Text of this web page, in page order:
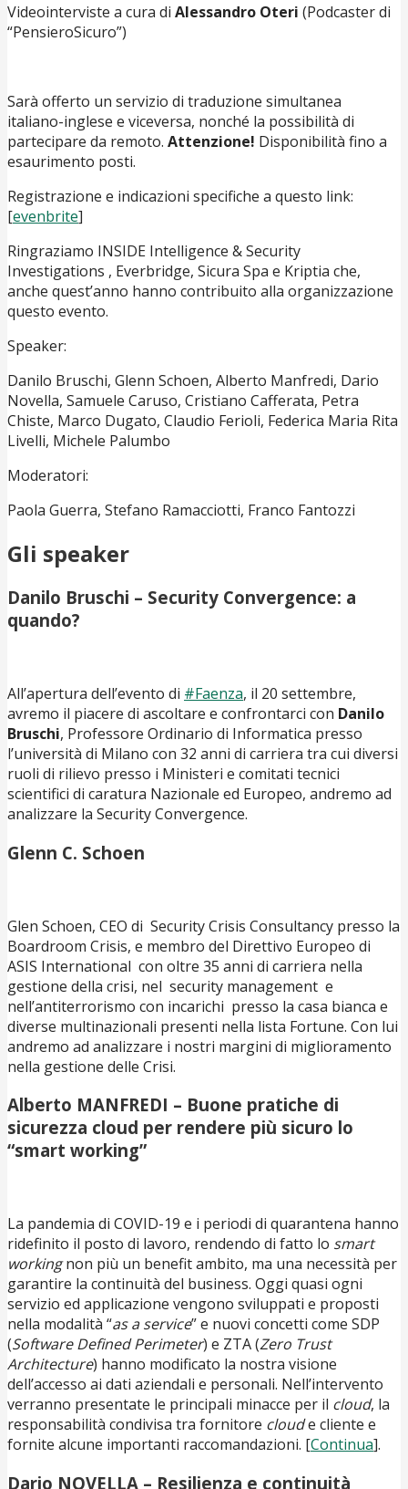
Videointerviste a cura di Alessandro Oteri (Podcaster di
“PensieroSicuro”)
Sarà offerto un servizio di traduzione simultanea
italiano-inglese e viceversa, nonché la possibilità di
partecipare da remoto. Attenzione! Disponibilità fino a
esaurimento posti.
Registrazione e indicazioni specifiche a questo link:
[evenbrite]
Ringraziamo INSIDE Intelligence & Security
Investigations , Everbridge, Sicura Spa e Kriptia che,
anche quest’anno hanno contribuito alla organizzazione
questo evento.
Speaker:
Danilo Bruschi, Glenn Schoen, Alberto Manfredi, Dario
Novella, Samuele Caruso, Cristiano Cafferata, Petra
Chiste, Marco Dugato, Claudio Ferioli, Federica Maria Rita
Livelli, Michele Palumbo
Moderatori:
Paola Guerra, Stefano Ramacciotti, Franco Fantozzi
Gli speaker
Danilo Bruschi – Security Convergence: a
quando?
All’apertura dell’evento di #Faenza, il 20 settembre,
avremo il piacere di ascoltare e confrontarci con Danilo
Bruschi, Professore Ordinario di Informatica presso
l’università di Milano con 32 anni di carriera tra cui diversi
ruoli di rilievo presso i Ministeri e comitati tecnici
scientifici di caratura Nazionale ed Europeo, andremo ad
analizzare la Security Convergence.
Glenn C. Schoen
Glen Schoen, CEO di Security Crisis Consultancy presso la
Boardroom Crisis, e membro del Direttivo Europeo di
ASIS International con oltre 35 anni di carriera nella
gestione della crisi, nel security management e
nell’antiterrorismo con incarichi presso la casa bianca e
diverse multinazionali presenti nella lista Fortune. Con lui
andremo ad analizzare i nostri margini di miglioramento
nella gestione delle Crisi.
Alberto MANFREDI – Buone pratiche di
sicurezza cloud per rendere più sicuro lo
“smart working”
La pandemia di COVID-19 e i periodi di quarantena hanno
ridefinito il posto di lavoro, rendendo di fatto lo smart
workingnon più un benefit ambito, ma una necessità per
garantire la continuità del business. Oggi quasi ogni
servizio ed applicazione vengono sviluppati e proposti
nella modalità “as a service” e nuovi concetti come SDP
(Software Defined Perimeter) e ZTA (Zero Trust
Architecture) hanno modificato la nostra visione
dell’accesso ai dati aziendali e personali. Nell’intervento
verranno presentate le principali minacce per il cloud, la
responsabilità condivisa tra fornitore cloude cliente e
fornite alcune importanti raccomandazioni. [Continua].
Dario NOVELLA – Resilienza e continuità